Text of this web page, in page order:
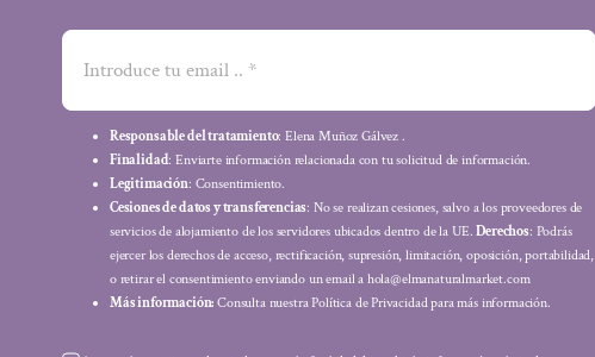
Responsable del tratamiento: Elena Muñoz Gálvez .
Finalidad: Enviarte información relacionada con tu solicitud de información.
Legitimación: Consentimiento.
Cesiones de datos y transferencias: No se realizan cesiones, salvo a los proveedores de
servicios de alojamiento de los servidores ubicados dentro de la UE.Derechos: Podrás
ejercer los derechos de acceso, rectificación, supresión, limitación, oposición, portabilidad,
o retirar el consentimiento enviando un email a hola@elmanaturalmarket.com
Más información: Consulta nuestra Política de Privacidad para más información.